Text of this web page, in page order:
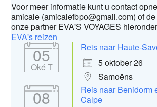
Voor meer informatie kunt u contact
amicale (amicalefbpo@gmail.com) of
onze partner EVA'S VOYAGES
EVA's reizen
05
Oké T
Reis naar Haute-
5 oktober 26
Samoëns
08
Reis naar Benidorm
Calpe